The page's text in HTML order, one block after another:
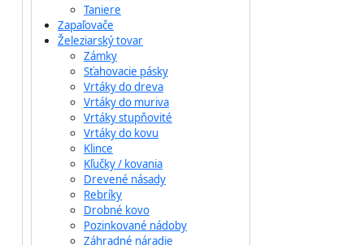
Taniere
Zapaľovače
Železiarský tovar
Zámky
Sťahovacie pásky
Vrtáky do dreva
Vrtáky do muriva
Vrtáky stupňovité
Vrtáky do kovu
Klince
Kľučky / kovania
Drevené násady
Rebríky
Drobné kovo
Pozinkované nádoby
Záhradné náradie